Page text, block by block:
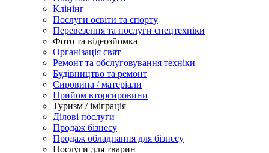
Клінінг
Послуги освіти та спорту
Перевезення та послуги спецтехніки
Фото та відеозйомка
Організація свят
Ремонт та обслуговування техніки
Будівництво та ремонт
Сировина / матеріали
Прийом вторсировини
Туризм / іміграція
Ділові послуги
Продаж бізнесу
Продаж обладнання для бізнесу
Послуги для тварин